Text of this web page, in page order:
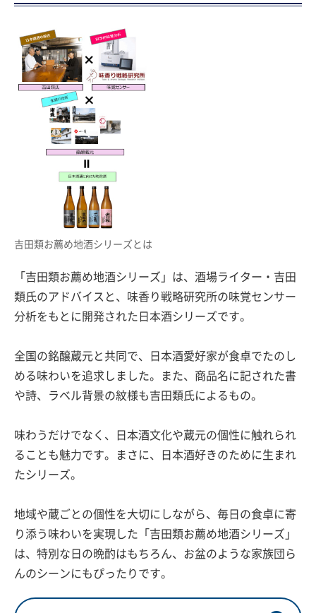
吉田類お薦め地酒シリーズとは
「吉田類お薦め地酒シリーズ」は、酒場ライター・吉田
類氏のアドバイスと、味香り戦略研究所の味覚センサー
分析をもとに開発された日本酒シリーズです。
全国の銘醸蔵元と共同で、日本酒愛好家が食卓でたのし
める味わいを追求しました。また、商品名に記された書
や詩、ラベル背景の紋様も吉田類氏によるもの。
味わうだけでなく、日本酒文化や蔵元の個性に触れられ
ることも魅力です。まさに、日本酒好きのために生まれ
たシリーズ。
地域や蔵ごとの個性を大切にしながら、毎日の食卓に寄
り添う味わいを実現した「吉田類お薦め地酒シリーズ」
は、特別な日の晩酌はもちろん、お盆のような家族団ら
んのシーンにもぴったりです。